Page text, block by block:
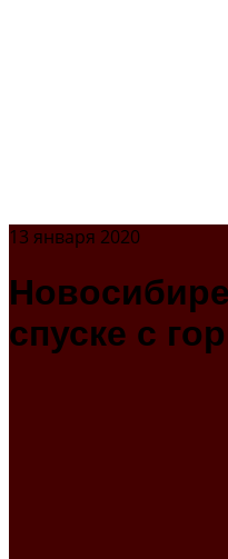
13 января 2020
спуске с